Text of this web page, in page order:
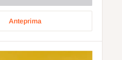
Anteprima